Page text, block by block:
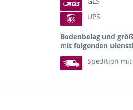
UPS
Bodenbelag und
mit folgenden
Spedition